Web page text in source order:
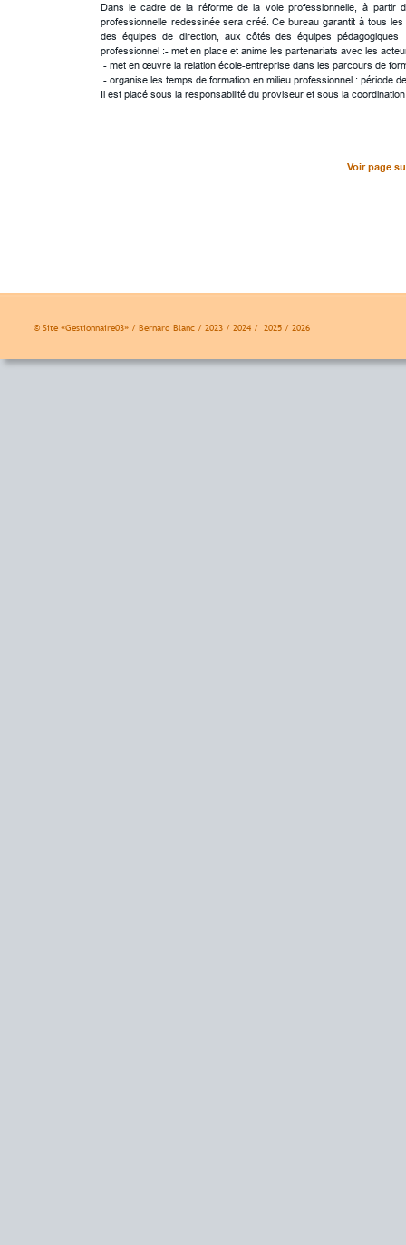
© Site «Gestionnaire03» / Bernard Blanc / 2023 / 2024 /  2025 / 2026
Dans le cadre de la réforme de la voie professionnelle, à partir
professionnelle redessinée sera créé. Ce bureau garantit à tous les
des équipes de direction, aux côtés des équipes pédagogiques
professionnel :- met en place et anime les partenariats avec les
- met en œuvre la relation école-entreprise dans les parcours de
- organise les temps de formation en milieu professionnel : période
Il est placé sous la responsabilité du proviseur et sous la
Voir page